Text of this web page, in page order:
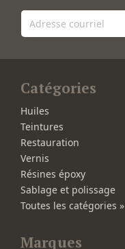
Catégories
Huiles
Teintures
Restauration
Vernis
Résines époxy
Sablage et polissage
Toutes les catégories »
Marques